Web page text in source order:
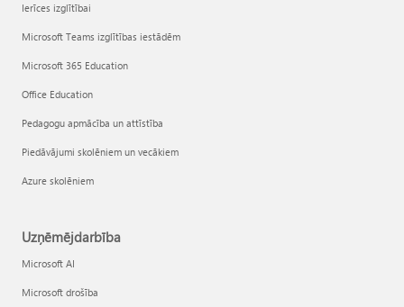
Ierīces izglītībai
Microsoft Teams izglītības iestādēm
Microsoft 365 Education
Office Education
Pedagogu apmācība un attīstība
Piedāvājumi skolēniem un vecākiem
Azure skolēniem
Uzņēmējdarbība
Microsoft AI
Microsoft drošība